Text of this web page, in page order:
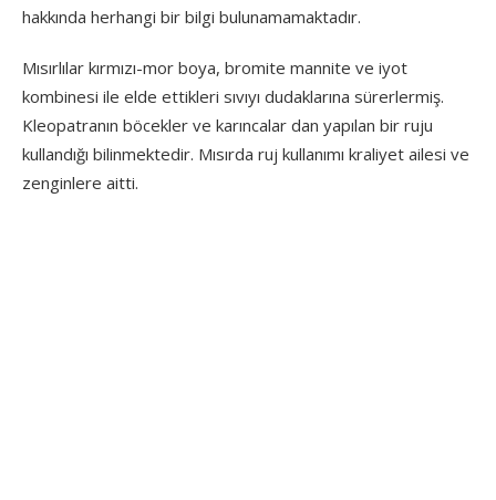
hakkında herhangi bir bilgi bulunamamaktadır.
Mısırlılar kırmızı-mor boya, bromite mannite ve iyot
kombinesi ile elde ettikleri sıvıyı dudaklarına sürerlermiş.
Kleopatranın böcekler ve karıncalar dan yapılan bir ruju
kullandığı bilinmektedir. Mısırda ruj kullanımı kraliyet ailesi ve
zenginlere aitti.